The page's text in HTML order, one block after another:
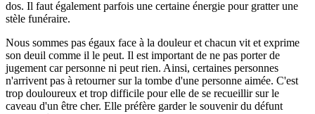
dos. Il faut également parfois une certaine énergie pour gratter une
stèle funéraire.
Nous sommes pas égaux face à la douleur et chacun vit et exprime
son deuil comme il le peut. Il est important de ne pas porter de
jugement car personne ni peut rien. Ainsi, certaines personnes
n'arrivent pas à retourner sur la tombe d'une personne aimée. C'est
trop douloureux et trop difficile pour elle de se recueillir sur le
caveau d'un être cher. Elle préfère garder le souvenir du défunt